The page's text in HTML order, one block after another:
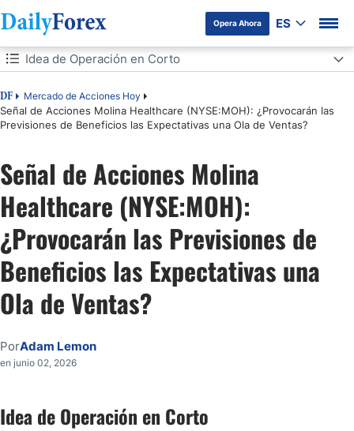
Opera Ahora ES
Tabla de contenidos
DF Mercado de Acciones Hoy
Señal de Acciones Molina Healthcare (NYSE:MOH): ¿Provocarán las
Previsiones de Beneficios las Expectativas una Ola de Ventas?
Idea de Operación en Corto
Idea de Operación en Corto
Análisis del Índice de Mercado
Análisis del Sentimiento del Mercado
Análisis Fundamental de Molina Healthcare
Análisis Técnico de Molina Healthcare
Mi Operación de Venta en Corto de Acciones de MOH
Señal de Acciones Molina
Healthcare (NYSE:MOH):
¿Provocarán las Previsiones de
Beneficios las Expectativas una
Ola de Ventas?
PorAdam Lemon
en junio 02, 2026
Idea de Operación en Corto